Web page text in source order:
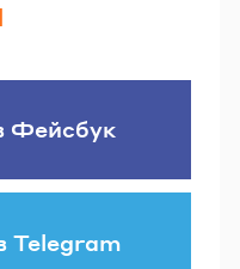
Фейсбук
Telegram